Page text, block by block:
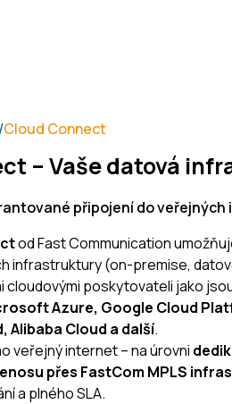
/Cloud Connect
– Vaše datová
připojení do veřejných
od Fast Communication
infrastruktury (on-premise,
cloudovými poskytovateli jako
Azure, Google Cloud
Alibaba Cloud a další.
veřejný internet – na úrovni
přes FastCom MPLS
a plného SLA.